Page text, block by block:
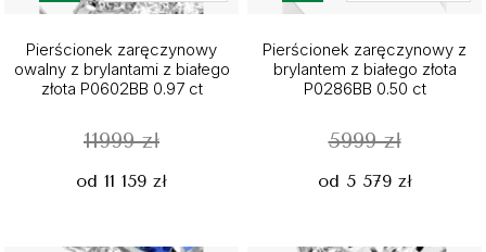
Pierścionek zaręczynowy
owalny z brylantami z białego
złota P0602BB 0.97 ct
11999 zł
od 11 159 zł
Pierścionek zaręczynowy z
brylantem z białego złota
P0286BB 0.50 ct
5999 zł
od 5 579 zł